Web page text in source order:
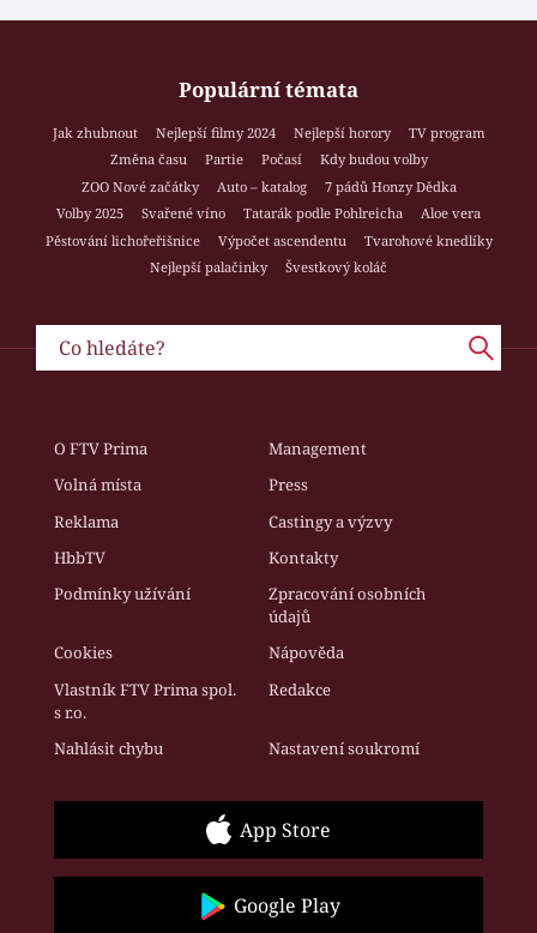
Populární témata
Jak zhubnout Nejlepší filmy 2024 Nejlepší horory
TV program
Změna času
Partie Počasí
Kdy budou volby
ZOO Nové začátky
Auto – katalog
7 pádů Honzy Dědka
Volby 2025
Svařené víno Tatarák podle Pohlreicha
Aloe vera
Pěstování lichořeřišnice
Výpočet ascendentu
Tvarohové knedlíky
Nejlepší palačinky
Švestkový koláč
O FTV Prima
Management
Volná místa
Press
Reklama
Castingy a výzvy
HbbTV
Kontakty
Podmínky užívání
Zpracování osobních
údajů
Cookies
Nápověda
Vlastník FTV Prima spol.
s r.o.
Redakce
Nahlásit chybu Nastavení soukromí
App Store
Google Play